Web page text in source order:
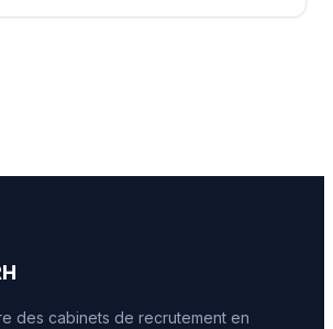
des cabinets de recrutement en